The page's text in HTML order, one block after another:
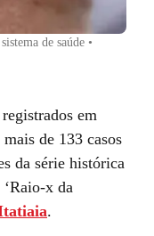
de saúde •
em
de 133 casos
da série histórica
x da
.